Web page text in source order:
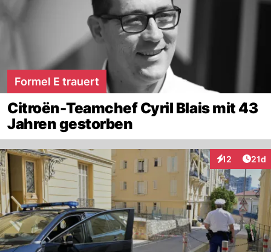
Formel E trauert
Citroën-Teamchef Cyril Blais mit 43
Jahren gestorben
12
Interaktionen
21d